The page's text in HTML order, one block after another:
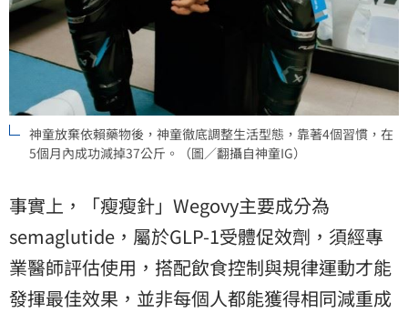
神童放棄依賴藥物後，神童徹底調整生活型態，靠著4個習慣，在
5個月內成功減掉37公斤。（圖／翻攝自神童IG）
事實上，「瘦瘦針」Wegovy主要成分為
semaglutide，屬於GLP-1受體促效劑，須經專
業醫師評估使用，搭配飲食控制與規律運動才能
發揮最佳效果，並非每個人都能獲得相同減重成